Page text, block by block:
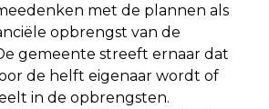
met de plannen als
opbrengst van de
gemeente streeft ernaar dat
de helft eigenaar wordt of
in de opbrengsten.